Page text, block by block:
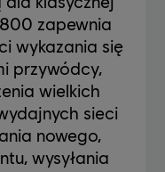
zapewnia
wykazania się
przywódcy,
wielkich
sieci
nowego,
wysyłania